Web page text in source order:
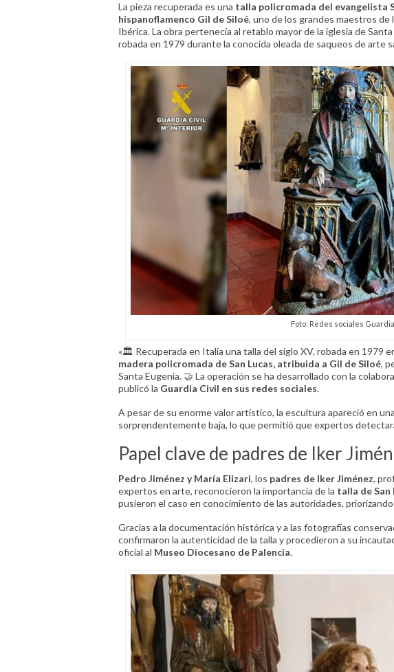
La pieza recuperada es una talla policromada del evangelista
hispanoflamenco Gil de Siloé, uno de los grandes maestros de
Ibérica. La obra pertenecía al retablo mayor de la iglesia de
robada en 1979 durante la conocida oleada de saqueos de arte
Foto: Redes sociales Guardia
«🏛️ Recuperada en Italia una talla del siglo XV, robada en 1979
madera policromada de San Lucas, atribuida a Gil de Siloé,
Santa Eugenia. 🤝 La operación se ha desarrollado con la
publicó la Guardia Civil en sus redes sociales.
A pesar de su enorme valor artístico, la escultura apareció en
sorprendentemente baja, lo que permitió que expertos
Papel clave de padres de Iker
Pedro Jiménez y María Elizari, los padres de Iker Jiménez,
expertos en arte, reconocieron la importancia de la talla de San
pusieron el caso en conocimiento de las autoridades,
Gracias a la documentación histórica y a las fotografías
confirmaron la autenticidad de la talla y procedieron a su
oficial al Museo Diocesano de Palencia.